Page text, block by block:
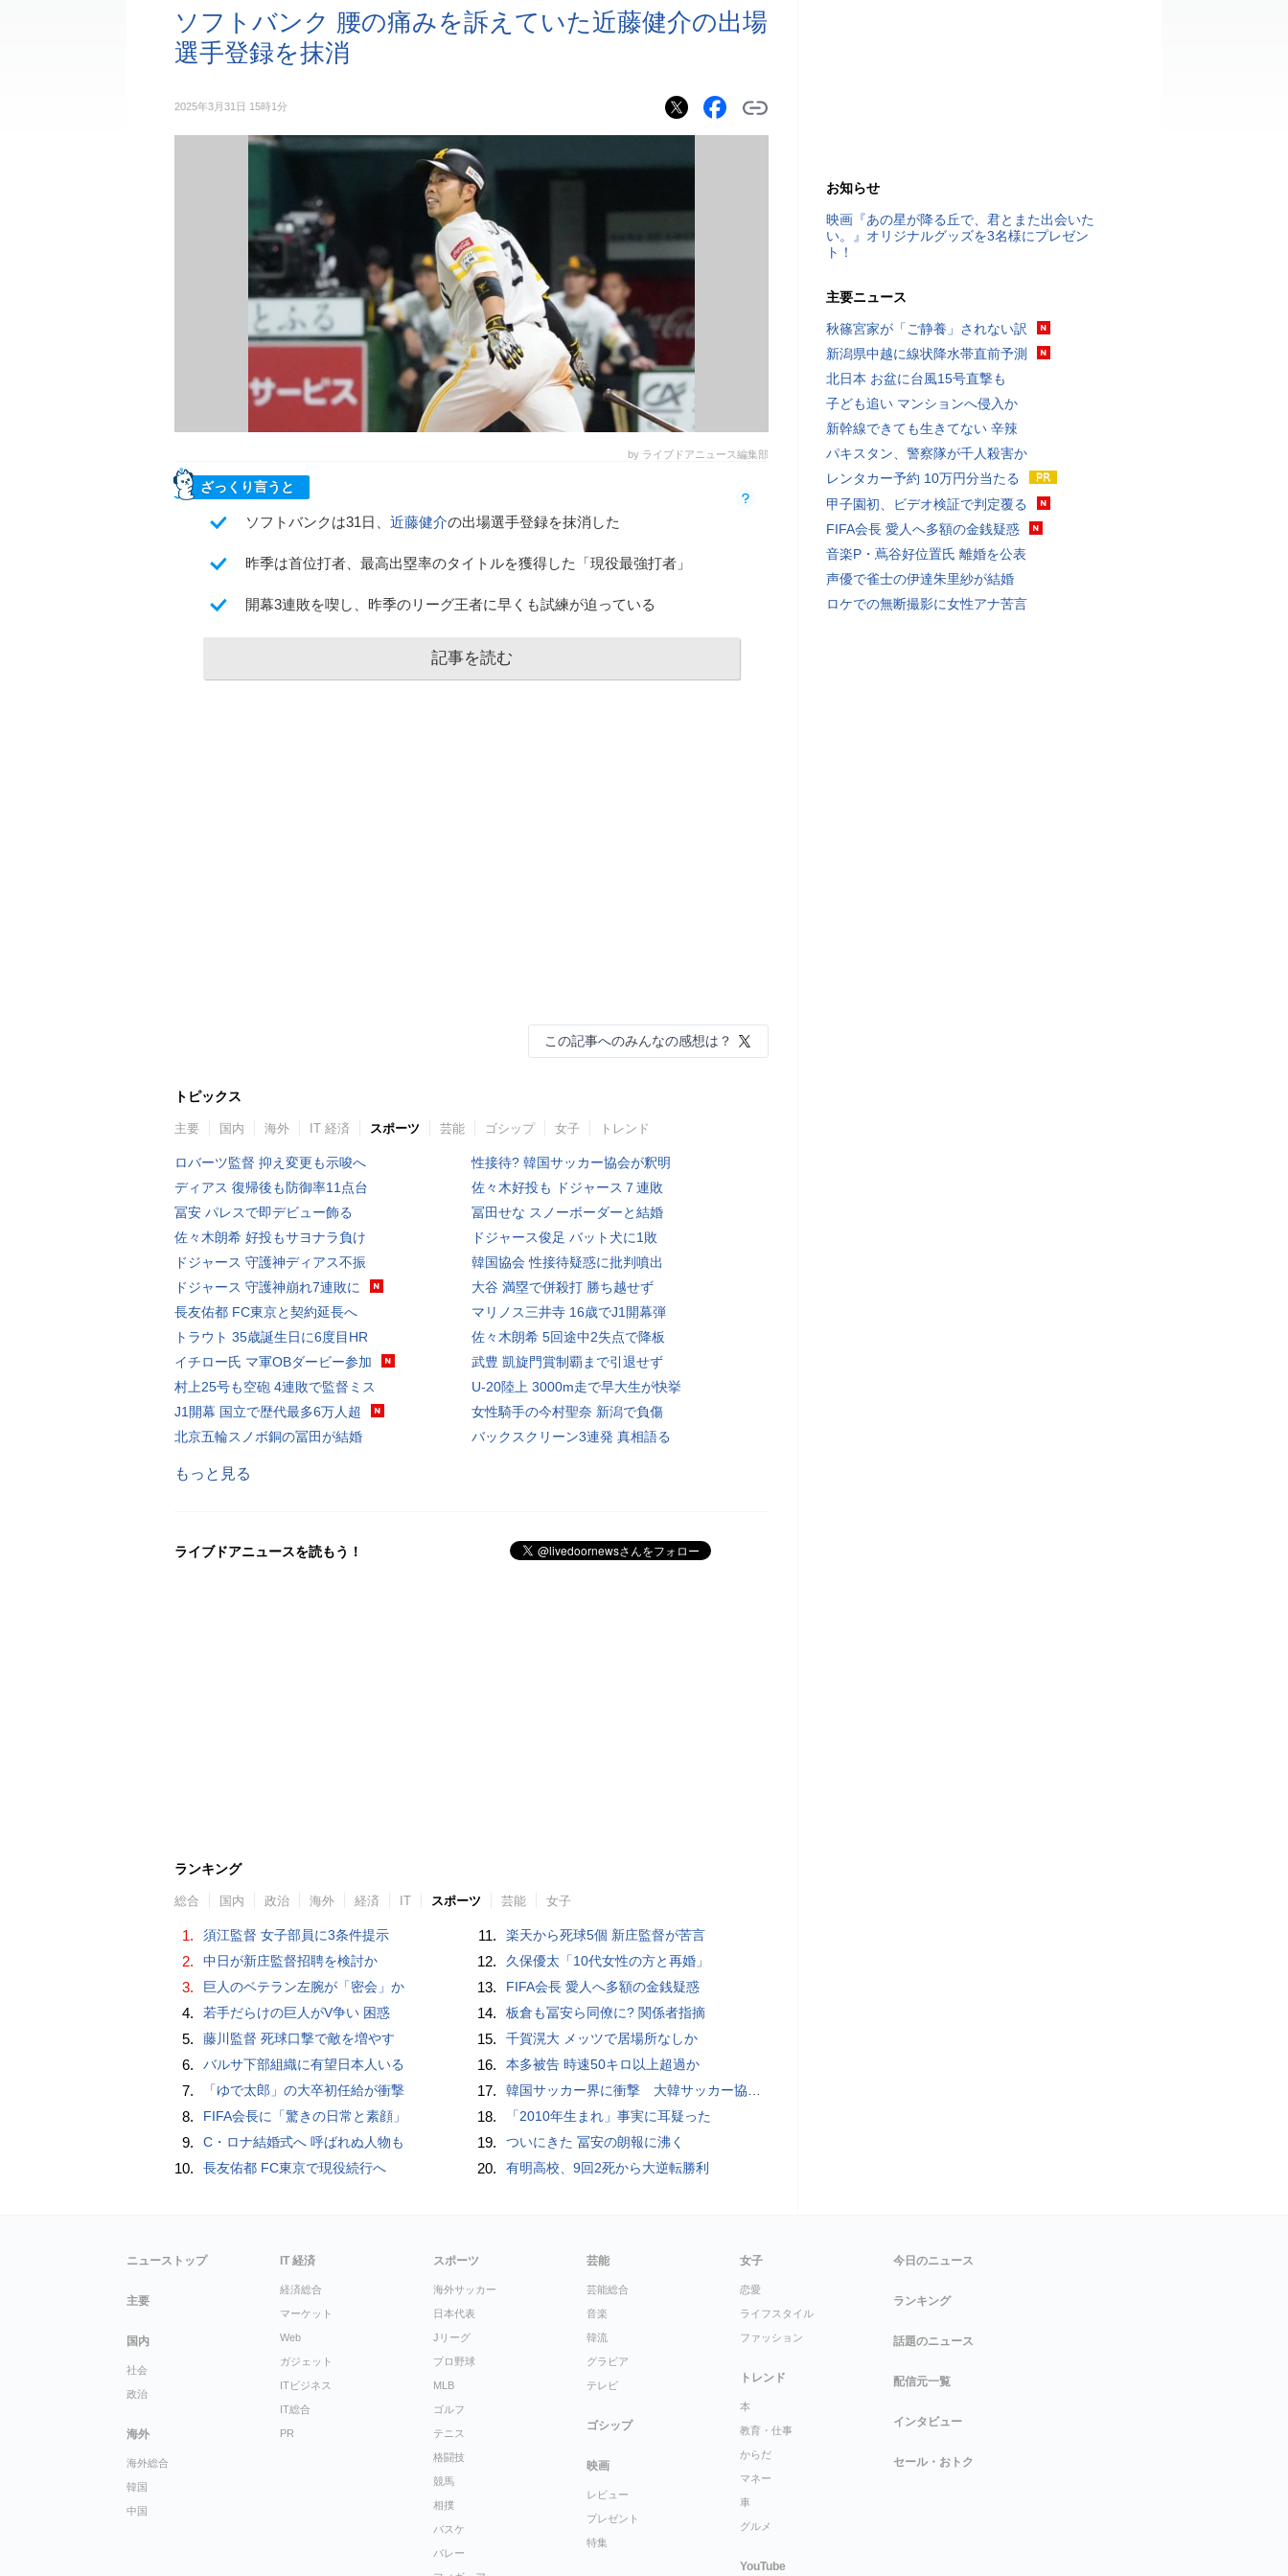
ソフトバンク 腰の痛みを訴えていた近藤健介の出場
選手登録を抹消
2025年3月31日 15時1分
by ライブドアニュース編集部
ざっくり言うと
ソフトバンクは31日、 近藤健介の出場選手登録を抹消した
昨季は首位打者、最高出塁率のタイトルを獲得した「現役最強打者」
開幕3連敗を喫し、昨季のリーグ王者に早くも試練が迫っている
記事を読む
この記事へのみんなの感想は？
トピックス
主要 国内 海外 IT 経済 スポーツ 芸能 ゴシップ 女子 トレンド
ロバーツ監督 抑え変更も示唆へ
ディアス 復帰後も防御率11点台
冨安 パレスで即デビュー飾る
佐々木朗希 好投もサヨナラ負け
ドジャース 守護神ディアス不振
ドジャース 守護神崩れ7連敗に
長友佑都 FC東京と契約延長へ
トラウト 35歳誕生日に6度目HR
イチロー氏 マ軍OBダービー参加
村上25号も空砲 4連敗で監督ミス
J1開幕 国立で歴代最多6万人超
北京五輪スノボ銅の冨田が結婚
性接待? 韓国サッカー協会が釈明
佐々木好投も ドジャース７連敗
冨田せな スノーボーダーと結婚
ドジャース俊足 バット犬に1敗
韓国協会 性接待疑惑に批判噴出
大谷 満塁で併殺打 勝ち越せず
マリノス三井寺 16歳でJ1開幕弾
佐々木朗希 5回途中2失点で降板
武豊 凱旋門賞制覇まで引退せず
U-20陸上 3000m走で早大生が快挙
女性騎手の今村聖奈 新潟で負傷
バックスクリーン3連発 真相語る
もっと見る
ライブドアニュースを読もう！
ランキング
総合 国内 政治 海外 経済 IT スポーツ 芸能 女子
1. 須江監督 女子部員に3条件提示
2. 中日が新庄監督招聘を検討か
3. 巨人のベテラン左腕が「密会」か
4. 若手だらけの巨人がV争い 困惑
5. 藤川監督 死球口撃で敵を増やす
6. バルサ下部組織に有望日本人いる
7. 「ゆで太郎」の大卒初任給が衝撃
8. FIFA会長に「驚きの日常と素顔」
9. C・ロナ結婚式へ 呼ばれぬ人物も
10. 長友佑都 FC東京で現役続行へ
11. 楽天から死球5個 新庄監督が苦言
12. 久保優太「10代女性の方と再婚」
13. FIFA会長 愛人へ多額の金銭疑惑
14. 板倉も冨安ら同僚に? 関係者指摘
15. 千賀滉大 メッツで居場所なしか
16. 本多被告 時速50キロ以上超過か
17. 韓国サッカー界に衝撃 大韓サッカー協会に外国人審判への“性的接待”疑惑 韓国メディアが報道
18. 「2010年生まれ」事実に耳疑った
19. ついにきた 冨安の朗報に沸く
20. 有明高校、9回2死から大逆転勝利
お知らせ
映画『あの星が降る丘で、君とまた出会いた
い。』オリジナルグッズを3名様にプレゼン
ト！
主要ニュース
秋篠宮家が「ご静養」されない訳
新潟県中越に線状降水帯直前予測
北日本 お盆に台風15号直撃も
子ども追い マンションへ侵入か
新幹線できても生きてない 辛辣
パキスタン、警察隊が千人殺害か
レンタカー予約 10万円分当たる
甲子園初、ビデオ検証で判定覆る
FIFA会長 愛人へ多額の金銭疑惑
音楽P・蔦谷好位置氏 離婚を公表
声優で雀士の伊達朱里紗が結婚
ロケでの無断撮影に女性アナ苦言
ニューストップ
主要
国内
社会
政治
海外
海外総合
韓国
中国
IT 経済
経済総合
マーケット
Web
ガジェット
ITビジネス
IT総合
PR
スポーツ
海外サッカー
日本代表
Jリーグ
プロ野球
MLB
ゴルフ
テニス
格闘技
競馬
相撲
バスケ
バレー
芸能
芸能総合
音楽
韓流
グラビア
テレビ
ゴシップ
映画
レビュー
プレゼント
特集
女子
恋愛
ライフスタイル
ファッション
トレンド
本
教育・仕事
からだ
マネー
車
グルメ
YouTube
今日のニュース
ランキング
話題のニュース
配信元一覧
インタビュー
セール・おトク